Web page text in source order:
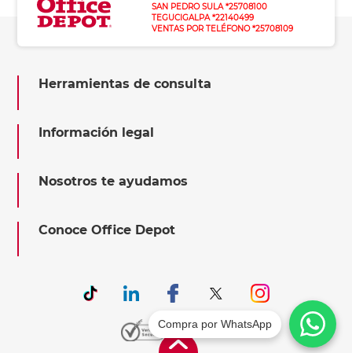
SAN PEDRO SULA *25708100
TEGUCIGALPA *22140499
VENTAS POR TELÉFONO *25708109
Herramientas de consulta
Información legal
Nosotros te ayudamos
Conoce Office Depot
Compra por WhatsApp